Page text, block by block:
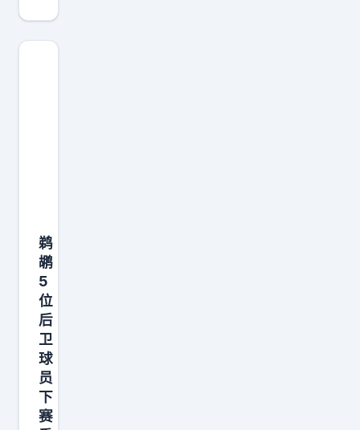
嘴
巴
上
的
巨
人
，
行
动
要
等
到
N
B
A
新
赛
得
震
天
响
，
打
着
打
着
凶
了
，
3
5
.
4
分
，
自
废
这
套
双
塔
（
莫
布
里
+
鹈
鹕
5
位
后
卫
球
员
下
赛